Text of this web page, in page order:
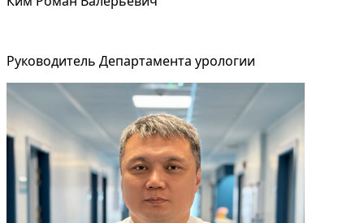
Руководитель Департамента урологии